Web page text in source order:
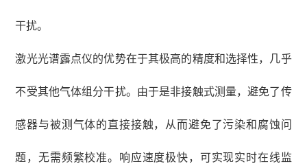
干扰。
激光光谱露点仪的优势在于其极高的精度和选择性，几乎
不受其他气体组分干扰。由于是非接触式测量，避免了传
感器与被测气体的直接接触，从而避免了污染和腐蚀问
题，无需频繁校准。响应速度极快，可实现实时在线监